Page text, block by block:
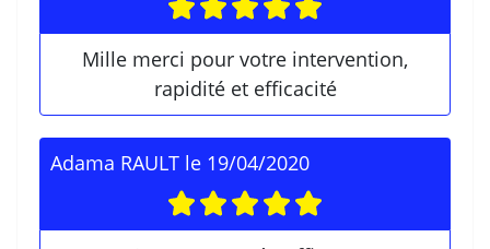
Mille merci pour votre intervention,
rapidité et efficacité
Adama RAULT le 19/04/2020